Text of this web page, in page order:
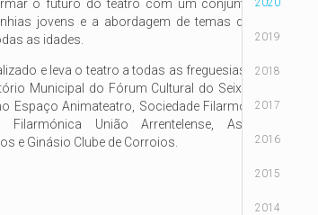
2020
2019
2018
2017
2016
2015
2014
o futuro do teatro com um conjunto de estreias,
jovens e a abordagem de temas direcionados a
as idades.
e leva o teatro a todas as freguesias do concelho,
Municipal do Fórum Cultural do Seixal e Cinema S.
Espaço Animateatro, Sociedade Filarmónica Operária
Filarmónica União Arrentelense, Associação de
e Ginásio Clube de Corroios.